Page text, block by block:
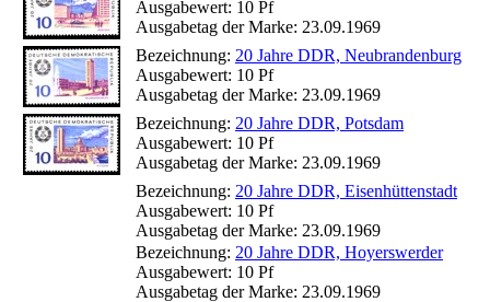
Ausgabewert: 10 Pf
Ausgabetag der Marke: 23.09.1969
Bezeichnung: 20 Jahre DDR, Neubrandenburg
Ausgabewert: 10 Pf
Ausgabetag der Marke: 23.09.1969
Bezeichnung: 20 Jahre DDR, Potsdam
Ausgabewert: 10 Pf
Ausgabetag der Marke: 23.09.1969
Bezeichnung: 20 Jahre DDR, Eisenhüttenstadt
Ausgabewert: 10 Pf
Ausgabetag der Marke: 23.09.1969
Bezeichnung: 20 Jahre DDR, Hoyerswerder
Ausgabewert: 10 Pf
Ausgabetag der Marke: 23.09.1969